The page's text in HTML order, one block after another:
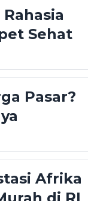
Sehat
Pasar?
Afrika